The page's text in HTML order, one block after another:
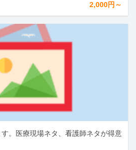
2,000円～
。医療現場ネタ、看護師ネタが得意